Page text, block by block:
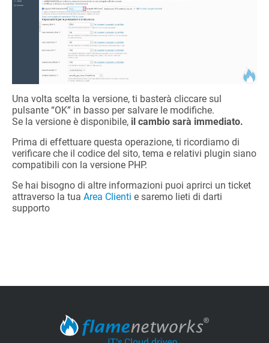
Una volta scelta la versione, ti basterà cliccare sul
pulsante “OK” in basso per salvare le modifiche.
Se la versione è disponibile, il cambio sarà immediato.
Prima di effettuare questa operazione, ti ricordiamo di
verificare che il codice del sito, tema e relativi plugin siano
compatibili con la versione PHP.
Se hai bisogno di altre informazioni puoi aprirci un ticket
attraverso la tua Area Clienti e saremo lieti di darti
supporto